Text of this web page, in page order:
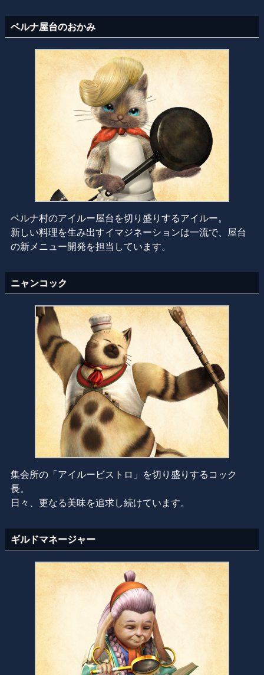
ベルナ屋台のおかみ
ベルナ村のアイルー屋台を切り盛りするアイルー。
新しい料理を生み出すイマジネーションは一流で、屋台
の新メニュー開発を担当しています。
ニャンコック
集会所の「アイルービストロ」を切り盛りするコック
長。
日々、更なる美味を追求し続けています。
ギルドマネージャー